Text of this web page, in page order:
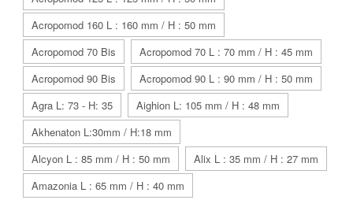
Acropomod 160 L : 160 mm / H : 50 mm
Acropomod 70 Bis
Acropomod 70 L : 70 mm / H : 45 mm
Acropomod 90 Bis
Acropomod 90 L : 90 mm / H : 50 mm
Agra L: 73 - H: 35
Aighion L: 105 mm / H : 48 mm
Akhenaton L:30mm / H:18 mm
Alcyon L : 85 mm / H : 50 mm
Alix L : 35 mm / H : 27 mm
Amazonia L : 65 mm / H : 40 mm